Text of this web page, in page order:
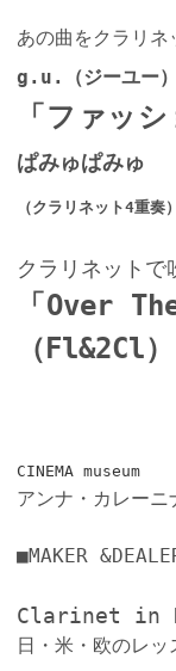
あの曲をクラリネ
g.u.（ジーユー）
「ファッ
ぱみゅぱみゅ
（クラリネット4重奏）
クラリネットで
「Over
（Fl&2Cl）
CINEMA museum
アンナ・カレーニ
■MAKER
Clarinet in
日・米・欧のレッ